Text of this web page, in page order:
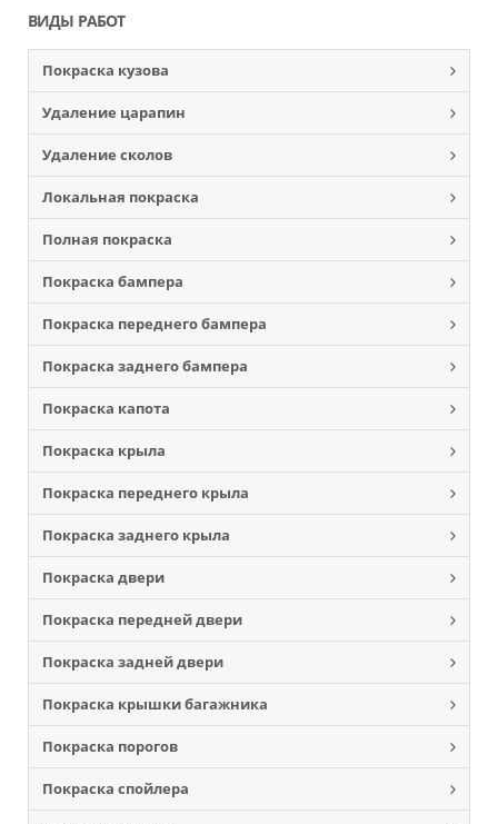
ВИДЫ РАБОТ
Покраска кузова
Удаление царапин
Удаление сколов
Локальная покраска
Полная покраска
Покраска бампера
Покраска переднего бампера
Покраска заднего бампера
Покраска капота
Покраска крыла
Покраска переднего крыла
Покраска заднего крыла
Покраска двери
Покраска передней двери
Покраска задней двери
Покраска крышки багажника
Покраска порогов
Покраска спойлера